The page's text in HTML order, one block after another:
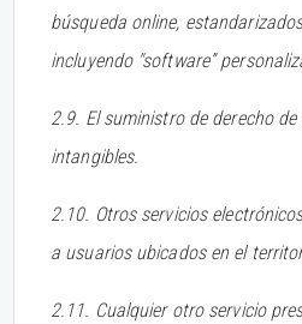
búsqueda online,
incluyendo "software”
2.9. El suministro de derecho
intangibles.
2.10. Otros servicios
a usuarios ubicados en el
2.11. Cualquier otro servicio